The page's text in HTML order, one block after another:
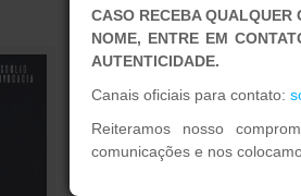
CASO RECEBA QUALQUER
NOME, ENTRE EM
AUTENTICIDADE.
Canais oficiais para contato:
Reiteramos nosso
comunicações e nos